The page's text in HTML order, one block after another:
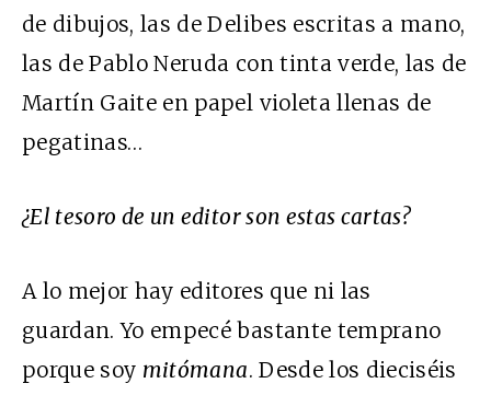
de dibujos, las de Delibes escritas a mano,
las de Pablo Neruda con tinta verde, las de
Martín Gaite en papel violeta llenas de
pegatinas…
¿El tesoro de un editor son estas cartas?
A lo mejor hay editores que ni las
guardan. Yo empecé bastante temprano
porque soy mitómana. Desde los dieciséis